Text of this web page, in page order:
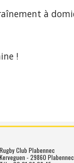
à
!
Rugby Club Plabennec
Kerveguen - 29860 Plabennec